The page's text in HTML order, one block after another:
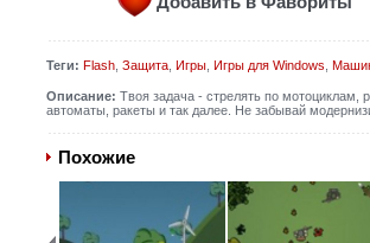
Теги: Flash, Защита, Игры, Игры для Windows
Описание: Твоя задача - стрелять по мотоциклам,
автоматы, ракеты и так далее. Не забывай
Похожие